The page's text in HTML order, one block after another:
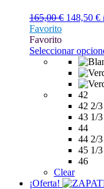
165,00€ El
era:
165,00 €.
148,50 €
Favorito
Favorito
Seleccionar
42
42 2/3
43 1/3
44
44 2/3
45 1/3
46
Clear
¡Oferta!